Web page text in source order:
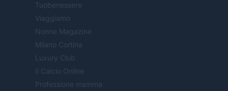
Tuobenessere
Viaggiamo
Nonne Magazine
Milano Cortina
Luxury Club
Il Calcio Online
Professione mamma